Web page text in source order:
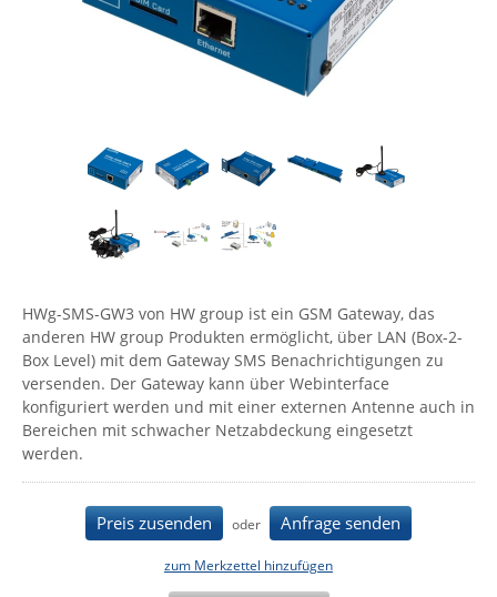
Energiemessung
Energieverteilung
IP, WLAN & GSM Sensorik
IoT - Internet of Things
IPC, Industrielle Netzwerktechnik & WLAN
Wi-Fi - WLAN - Wireless
IT Netzwerktechnik / Kommunikation
Serverräume
RMA / Rücksendung / Support
Comet System
Enginko - mcf88
Gefen
Gude
Guntermann & Drunck
High Sec Labs
HW group
Icron
IEC Lock
HWg-SMS-GW3 von HW group ist ein GSM Gateway, das
anderen HW group Produkten ermöglicht, über LAN (Box-2-
Box Level) mit dem Gateway SMS Benachrichtigungen zu
versenden. Der Gateway kann über Webinterface
konfiguriert werden und mit einer externen Antenne auch in
Bereichen mit schwacher Netzabdeckung eingesetzt
werden.
Preis zusenden oder Anfrage senden
zum Merkzettel hinzufügen